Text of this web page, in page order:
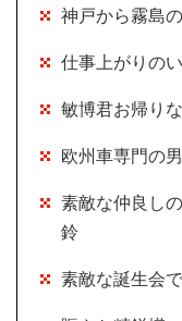
神戸から霧島
仕事上がりの
敏博君お帰り
欧州車専門の
素敵な仲良し
鈴
素敵な誕生会